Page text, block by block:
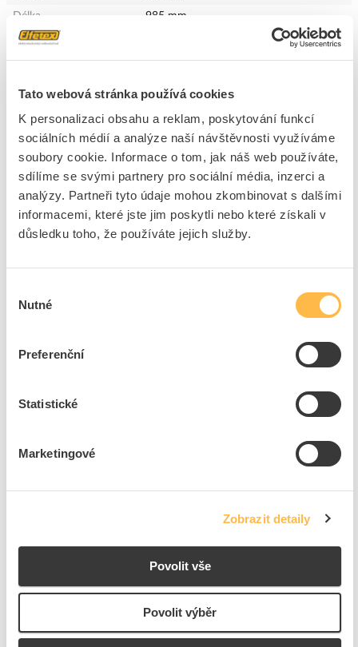
Tato webová stránka používá cookies
K personalizaci obsahu a reklam, poskytování funkcí
sociálních médií a analýze naší návštěvnosti využíváme
soubory cookie. Informace o tom, jak náš web používáte,
sdílíme se svými partnery pro sociální média, inzerci a
analýzy. Partneři tyto údaje mohou zkombinovat s dalšími
informacemi, které jste jim poskytli nebo které získali v
důsledku toho, že používáte jejich služby.
souhlasu
Nutné
Preferenční
Statistické
Marketingové
Zobrazit detaily
Povolit vše
Povolit výběr
Délka
985 mm
Jmenovitý trvalý proud Iu
Typ elektrického připojení
Pin
Jmenovitý podmíněný
zkratový proud Iq
Max. jmenovité provozní
napětí Ue
Ostatní, jiné
Šířka vyjádřená počtem
modulárních jednotek
Vhodné pro zařízení s N-
požadovanou velikost
Odpovědnost za produkt +
Adresa: Komárovská 2406/57, 193 00 Praha 9 - Horní Počernice,
Technická specifikace.pdf